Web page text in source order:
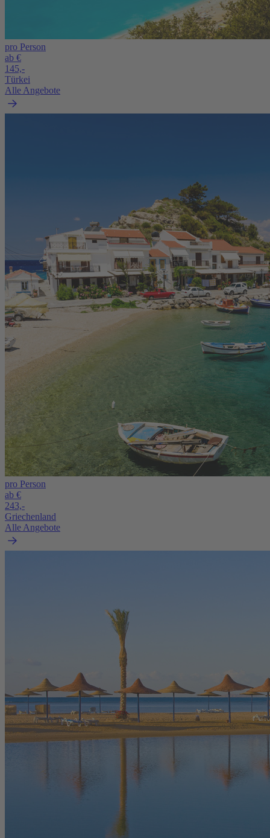
pro Person
ab €
145,-
Türkei
Alle Angebote
pro Person
ab €
243,-
Griechenland
Alle Angebote